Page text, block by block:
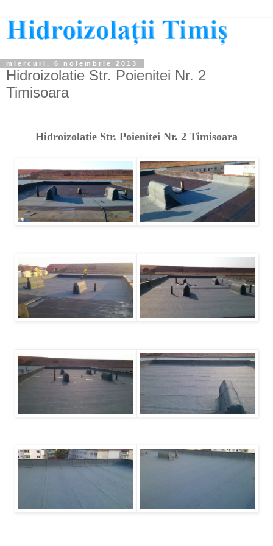
miercuri, 6 noiembrie 2013
Hidroizolatie Str. Poienitei Nr. 2
Timisoara
Hidroizolatie Str. Poienitei Nr. 2 Timisoara